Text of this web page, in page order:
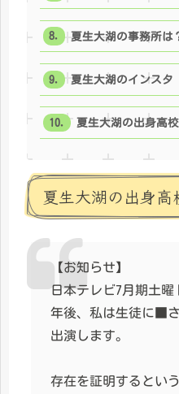
夏生大湖の事務所は
夏生大湖のインスタ
夏生大湖の出身高
夏生大湖の出身高
【お知らせ】
日本テレビ7月期土曜
年後、私は生徒に■
出演します。
存在を証明するとい